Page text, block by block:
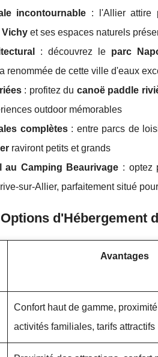
incontournable : l'Allierattire
Vichy et ses espaces naturels
: découvrez le parc
renommée de cette ville d'eaux
: profitez du canoë paddle
outdoor mémorables
complètes: entre parcs de
raviront petits et grands
au Camping Beaurivage : optez
sur-Allier, parfaitement situé
d'Hébergement
Avantages
Confort haut de gamme,
activités familiales, tarifs attractifs